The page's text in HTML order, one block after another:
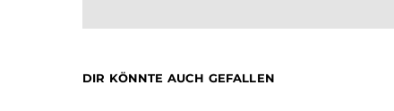
DIR KÖNNTE AUCH GEFALLEN